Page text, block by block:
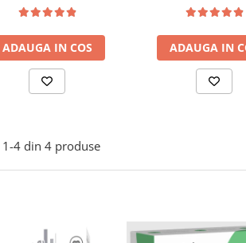
ADAUGA IN COS ADAUGA IN
1-4 din 4 produse